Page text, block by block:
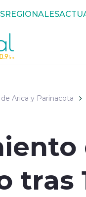
REGIONALES
Arica y Parinacota
tras